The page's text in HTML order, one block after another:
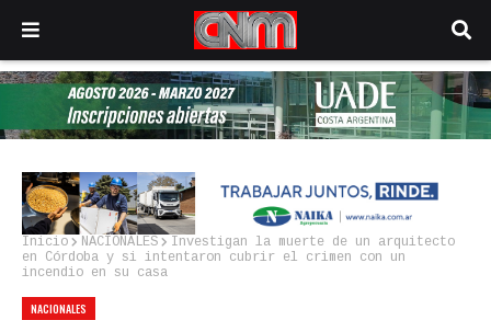
Inicio NACIONALES
Investigan la muerte de un arquitecto
en Córdoba y si intentaron cubrir el crimen con un
incendio en su casa
NACIONALES